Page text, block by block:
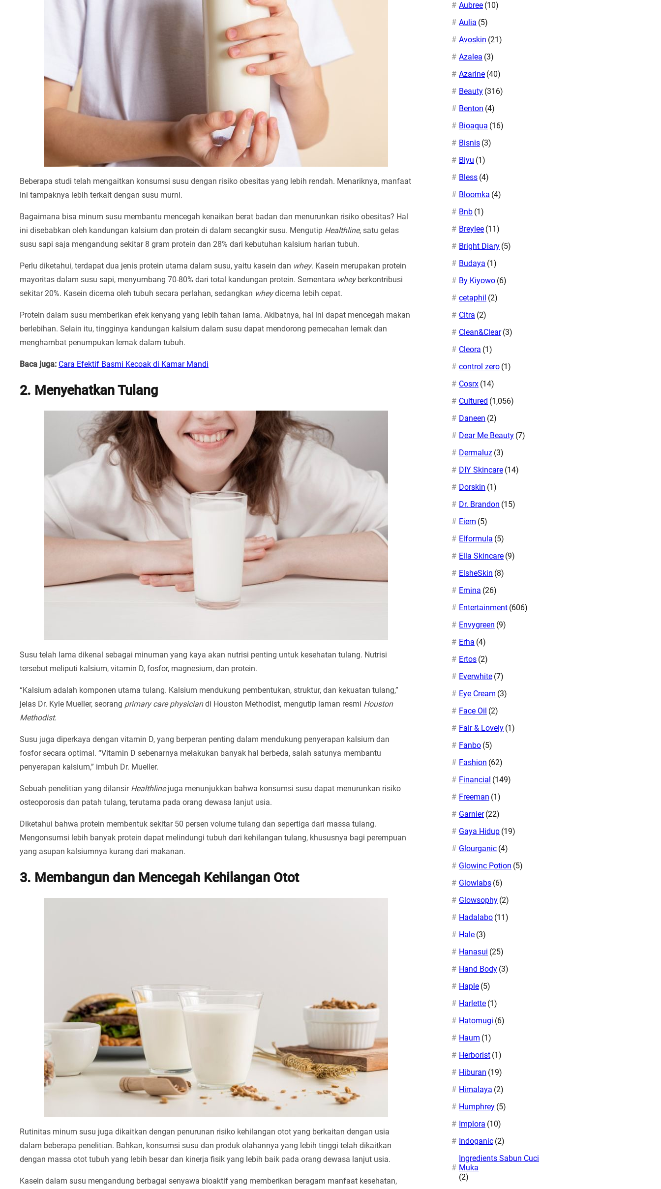
Beberapa studi telah mengaitkan konsumsi susu dengan risiko obesitas yang lebih rendah. Menariknya, manfaat
ini tampaknya lebih terkait dengan susu murni.
Bagaimana bisa minum susu membantu mencegah kenaikan berat badan dan menurunkan risiko obesitas? Hal
ini disebabkan oleh kandungan kalsium dan protein di dalam secangkir susu. Mengutip Healthline, satu gelas
susu sapi saja mengandung sekitar 8 gram protein dan 28% dari kebutuhan kalsium harian tubuh.
Perlu diketahui, terdapat dua jenis protein utama dalam susu, yaitu kasein dan whey. Kasein merupakan protein
mayoritas dalam susu sapi, menyumbang 70-80% dari total kandungan protein. Sementara wheyberkontribusi
sekitar 20%. Kasein dicerna oleh tubuh secara perlahan, sedangkan wheydicerna lebih cepat.
Protein dalam susu memberikan efek kenyang yang lebih tahan lama. Akibatnya, hal ini dapat mencegah makan
berlebihan. Selain itu, tingginya kandungan kalsium dalam susu dapat mendorong pemecahan lemak dan
menghambat penumpukan lemak dalam tubuh.
Baca juga: Cara Efektif Basmi Kecoak di Kamar Mandi
2. Menyehatkan Tulang
Susu telah lama dikenal sebagai minuman yang kaya akan nutrisi penting untuk kesehatan tulang. Nutrisi
tersebut meliputi kalsium, vitamin D, fosfor, magnesium, dan protein.
“Kalsium adalah komponen utama tulang. Kalsium mendukung pembentukan, struktur, dan kekuatan tulang,”
jelas Dr. Kyle Mueller, seorang primary care physiciandi Houston Methodist, mengutip laman resmi Houston
Methodist.
Susu juga diperkaya dengan vitamin D, yang berperan penting dalam mendukung penyerapan kalsium dan
fosfor secara optimal. “Vitamin D sebenarnya melakukan banyak hal berbeda, salah satunya membantu
penyerapan kalsium,” imbuh Dr. Mueller.
Sebuah penelitian yang dilansir Healthlinejuga menunjukkan bahwa konsumsi susu dapat menurunkan risiko
osteoporosis dan patah tulang, terutama pada orang dewasa lanjut usia.
Diketahui bahwa protein membentuk sekitar 50 persen volume tulang dan sepertiga dari massa tulang.
Mengonsumsi lebih banyak protein dapat melindungi tubuh dari kehilangan tulang, khususnya bagi perempuan
yang asupan kalsiumnya kurang dari makanan.
3. Membangun dan Mencegah Kehilangan Otot
Rutinitas minum susu juga dikaitkan dengan penurunan risiko kehilangan otot yang berkaitan dengan usia
dalam beberapa penelitian. Bahkan, konsumsi susu dan produk olahannya yang lebih tinggi telah dikaitkan
dengan massa otot tubuh yang lebih besar dan kinerja fisik yang lebih baik pada orang dewasa lanjut usia.
Kasein dalam susu mengandung berbagai senyawa bioaktif yang memberikan beragam manfaat kesehatan,
Aubree (10)
Aulia (5)
Avoskin (21)
Azalea (3)
Azarine (40)
Beauty (316)
Benton (4)
Bioaqua (16)
Bisnis (3)
Biyu (1)
Bless (4)
Bloomka (4)
Bnb (1)
Breylee (11)
Bright Diary (5)
Budaya (1)
By Kiyowo (6)
cetaphil (2)
Citra (2)
Clean&Clear (3)
Cleora (1)
control zero (1)
Cosrx (14)
Cultured (1,056)
Daneen (2)
Dear Me Beauty (7)
Dermaluz (3)
DIY Skincare (14)
Dorskin (1)
Dr. Brandon (15)
Eiem (5)
Elformula (5)
Ella Skincare (9)
ElsheSkin (8)
Emina (26)
Entertainment (606)
Envygreen (9)
Erha (4)
Ertos (2)
Everwhite (7)
Eye Cream (3)
Face Oil (2)
Fair & Lovely (1)
Fanbo (5)
Fashion (62)
Financial (149)
Freeman (1)
Garnier (22)
Gaya Hidup (19)
Glourganic (4)
Glowinc Potion (5)
Glowlabs (6)
Glowsophy (2)
Hadalabo (11)
Hale (3)
Hanasui (25)
Hand Body (3)
Haple (5)
Harlette (1)
Hatomugi (6)
Haum (1)
Herborist (1)
Hiburan (19)
Himalaya (2)
Humphrey (5)
Implora (10)
Indoganic (2)
Ingredients Sabun Cuci
Muka
(2)